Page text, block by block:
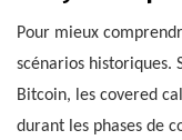
Pour mieux
scénarios historiques.
Bitcoin, les covered
durant les phases de